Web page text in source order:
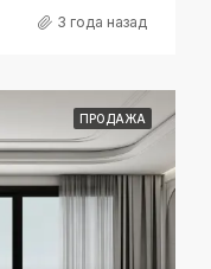
3 года назад
ПРОДАЖА